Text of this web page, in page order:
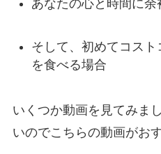
あなたの心と時間に余
そして、初めてコス
を食べる場合
いくつか動画を見てみま
いのでこちらの動画がお